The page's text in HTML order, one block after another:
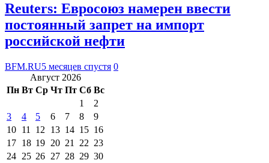
Reuters: Евросоюз намерен ввести
постоянный запрет на импорт
российской нефти
BFM.RU5 месяцев спустя 0
Август 2026
Пн Вт Ср Чт Пт Сб Вс
1
2
3
4 5 6 7 8
9
10 11 12 13 14 15 16
17 18 19 20 21 22 23
24 25 26 27 28 29 30